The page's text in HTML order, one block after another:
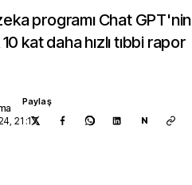
programı Chat GPT'nin
kat daha hızlı tıbbi rapor
21:17
Paylaş
N